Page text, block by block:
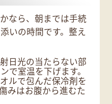
なら、朝までは手続
いの時間です。整え
日光の当たらない部
で室温を下げます。
ルで包んだ保冷剤を
みはお腹から進むた